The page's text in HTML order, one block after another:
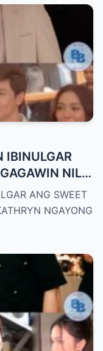
IBINULGAR
NILA
TODO!
ANG SWEET
NGAYONG